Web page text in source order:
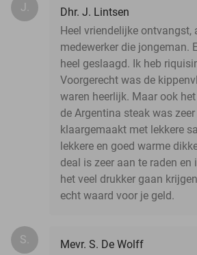
J.
Dhr. J. Lintsen
Heel vriendelijke ontvangst,
medewerker die jongeman.
heel geslaagd. Ik heb
Voorgerecht was de
waren heerlijk. Maar ook
de Argentina steak was
klaargemaakt met lekkere
lekkere en goed warme
deal is zeer aan te raden en
het veel drukker gaan
echt waard voor je geld.
S.
Mevr. S. De Wolff